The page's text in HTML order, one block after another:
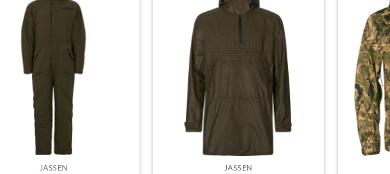
JASSEN
Toevoegen
verlanglijst
JASSEN